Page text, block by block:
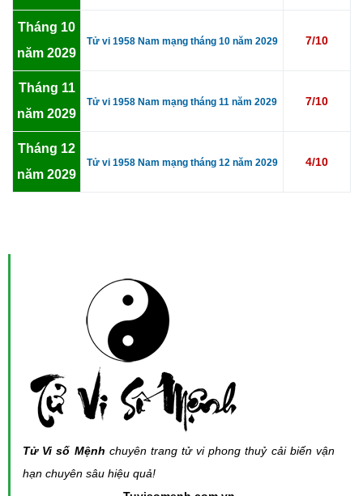
Tháng 10
năm 2029
Tử vi 1958 Nam mạng tháng 10 năm 2029 7/10
Tháng 11
năm 2029
Tử vi 1958 Nam mạng tháng 11 năm 2029 7/10
Tháng 12
năm 2029
Tử vi 1958 Nam mạng tháng 12 năm 2029 4/10
Tử Vi số Mệnh chuyên trang tử vi phong thuỷ cải biến vận
hạn chuyên sâu hiệu quả!